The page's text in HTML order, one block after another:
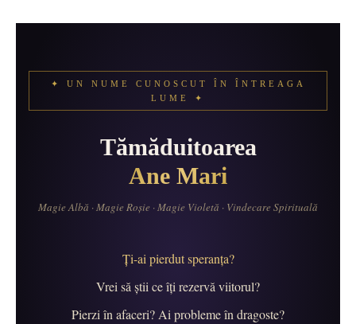
✦ UN NUME CUNOSCUT ÎN ÎNTREAGA
LUME ✦
Tămăduitoarea
Ane Mari
Magie Albă · Magie Roșie · Magie Violetă · Vindecare Spirituală
Ți-ai pierdut speranța?
Vrei să știi ce îți rezervă viitorul?
Pierzi în afaceri? Ai probleme în dragoste?